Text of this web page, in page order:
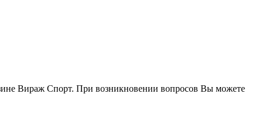
Вираж Спорт. При возникновении вопросов Вы можете